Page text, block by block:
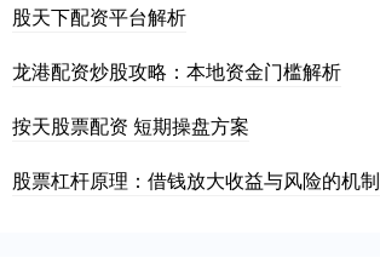
股天下配资平台解析
龙港配资炒股攻略：本地资金门槛解析
按天股票配资 短期操盘方案
股票杠杆原理：借钱放大收益与风险的机制